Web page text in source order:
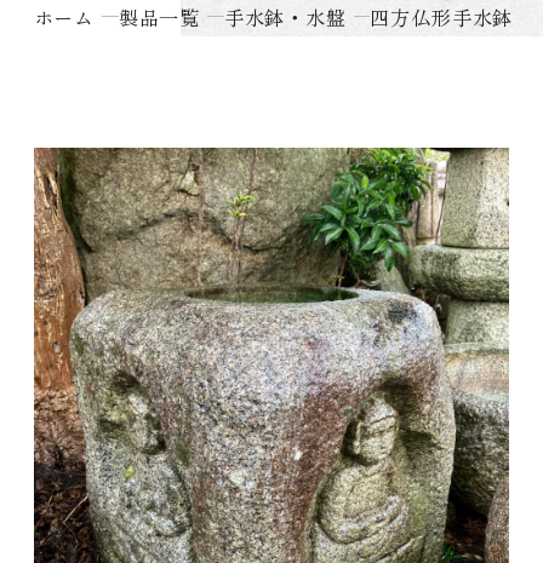
ホーム 製品一覧 手水鉢・水盤 四方仏形手水鉢